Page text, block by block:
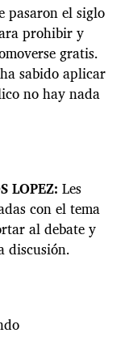
pasaron el siglo
prohibir y
gratis.
sabido aplicar
no hay nada
LOPEZ: Les
con el tema
al debate y
discusión.